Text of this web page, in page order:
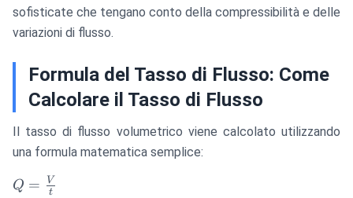
sofisticate che tengano conto della compressibilità e delle
variazioni di flusso.
Formula del Tasso di Flusso: Come
Calcolare il Tasso di Flusso
Il tasso di flusso volumetrico viene calcolato utilizzando
una formula matematica semplice:
Q =
Q = t
V